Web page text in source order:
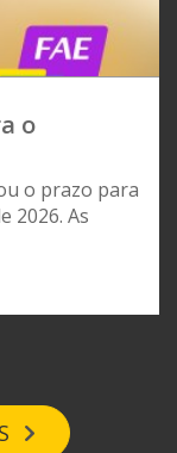
o
o prazo para
2026. As